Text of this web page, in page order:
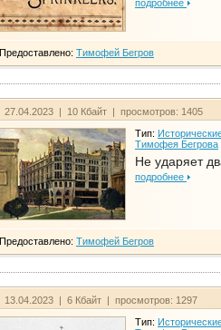
подробнее
Предоставлено: Тимофей Бегров
27.04.2023 | 10 Кбайт | просмотров: 1405
Тип:
Тимофея Бегрова
Не ударяет
подробнее
Предоставлено: Тимофей Бегров
13.04.2023 | 6 Кбайт | просмотров: 1297
Тип: